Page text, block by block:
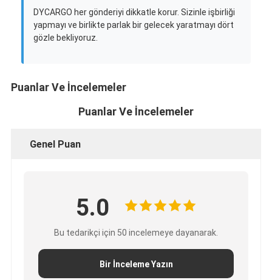
DYCARGO her gönderiyi dikkatle korur. Sizinle işbirliği
yapmayı ve birlikte parlak bir gelecek yaratmayı dört
gözle bekliyoruz.
Puanlar Ve İncelemeler
Puanlar Ve İncelemeler
Genel Puan
5.0
Bu tedarikçi için 50 incelemeye dayanarak.
Bir İnceleme Yazın